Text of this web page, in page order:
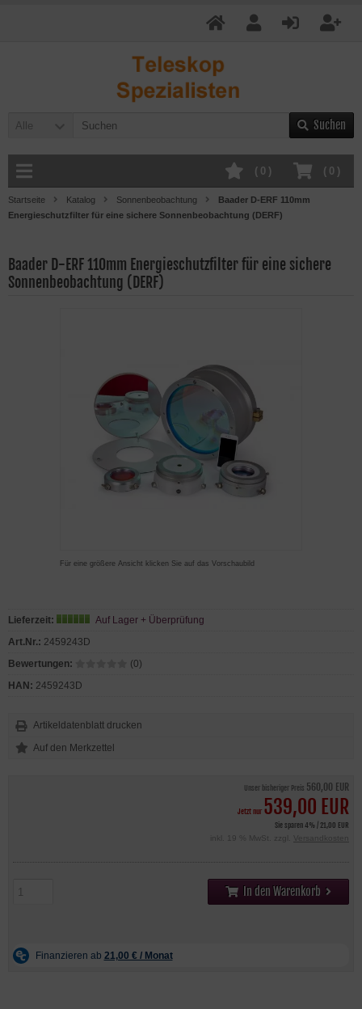
Alle Suchen
( 0 )
( 0 )
Startseite Katalog Sonnenbeobachtung
Baader D-ERF 110mm
Energieschutzfilter für eine sichere Sonnenbeobachtung (DERF)
Baader D-ERF 110mm Energieschutzfilter für eine sichere
Sonnenbeobachtung (DERF)
Für eine größere Ansicht klicken Sie auf das Vorschaubild
Unser bisheriger Preis 560,00 EUR
Jetzt nur 539,00 EUR
Sie sparen 4% / 21,00 EUR
inkl. 19 % MwSt. zzgl.
Versandkosten
In den Warenkorb
Lieferzeit:
Auf Lager + Überprüfung
Art.Nr.: 2459243D
Bewertungen:
(0)
HAN: 2459243D
Artikeldatenblatt drucken